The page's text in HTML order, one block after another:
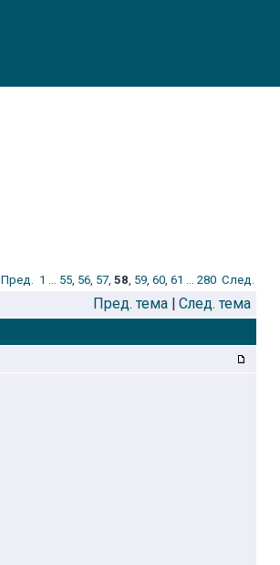
Пред. 1 ... 55, 56, 57, 58, 59, 60, 61 ... 280 След.
Пред. тема | След. тема